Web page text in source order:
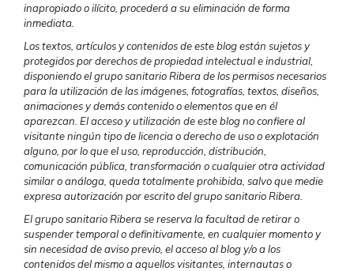
inapropiado o ilícito, procederá a su eliminación de forma
inmediata.
Los textos, artículos y contenidos de este blog están sujetos y
protegidos por derechos de propiedad intelectual e industrial,
disponiendo el grupo sanitario Ribera de los permisos necesarios
para la utilización de las imágenes, fotografías, textos, diseños,
animaciones y demás contenido o elementos que en él
aparezcan. El acceso y utilización de este blog no confiere al
visitante ningún tipo de licencia o derecho de uso o explotación
alguno, por lo que el uso, reproducción, distribución,
comunicación pública, transformación o cualquier otra actividad
similar o análoga, queda totalmente prohibida, salvo que medie
expresa autorización por escrito del grupo sanitario Ribera.
El grupo sanitario Ribera se reserva la facultad de retirar o
suspender temporal o definitivamente, en cualquier momento y
sin necesidad de aviso previo, el acceso al blog y/o a los
contenidos del mismo a aquellos visitantes, internautas o